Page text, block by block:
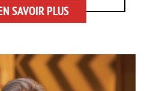
SAVOIR PLUS